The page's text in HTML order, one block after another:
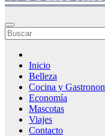
Inicio
Belleza
Cocina y
Economía
Mascotas
Viajes
Contacto